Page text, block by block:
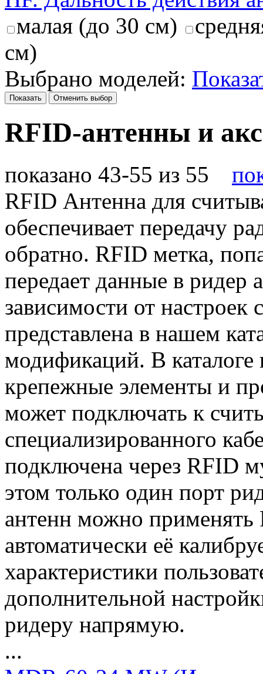
малая (до 30 см)
см)
Выбрано моделей:
Показать Отменить выбор
RFID-антенны и
показано 43-55 из 55
RFID Антенна для
обеспечивает передачу
обратно. RFID метка,
передает данные в ридер
зависимости от
представлена в нашем
модификаций. В каталоге
крепежные элементы и
может подключать к
специализированного
подключена через RFID
этом только один порт
антенн можно
автоматически её
характеристики
дополнительной
ридеру напрямую.
...